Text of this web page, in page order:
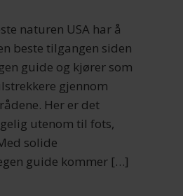
naturen USA har å
beste tilgangen siden
guide og kjører som
gjennom
Her er det
utenom til fots,
solide
guide kommer […]